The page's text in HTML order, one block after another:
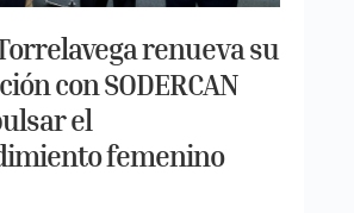
renueva su
con SODERCAN
el
femenino